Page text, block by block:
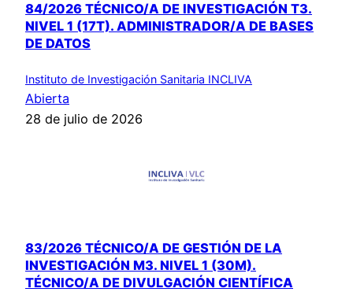
84/2026 TÉCNICO/A DE INVESTIGACIÓN T3.
NIVEL 1 (17T). ADMINISTRADOR/A DE BASES
DE DATOS
Instituto de Investigación Sanitaria INCLIVA
Abierta
28 de julio de 2026
83/2026 TÉCNICO/A DE GESTIÓN DE LA
INVESTIGACIÓN M3. NIVEL 1 (30M).
TÉCNICO/A DE DIVULGACIÓN CIENTÍFICA